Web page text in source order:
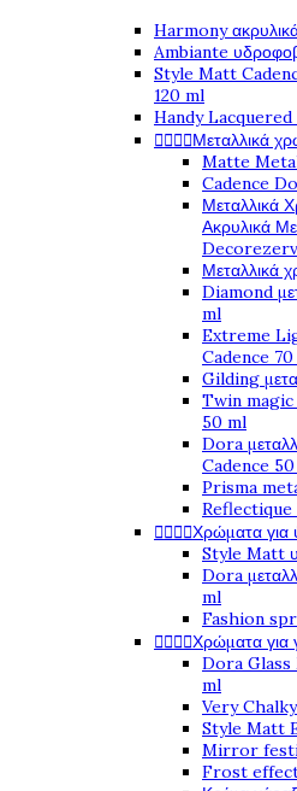
Harmony
Ambiante
Style Matt
120 ml
Handy
Μεταλλικά
Matte
Cadence
Μεταλλικά
Ακρυλικά
Μεταλλικά
Diamond
ml
Extreme
Cadence
Gilding
Twin magic
50 ml
Dora
Cadence
Prisma
Χρώματα για
Style Matt
Dora
ml
Fashion
Χρώματα για
Dora
ml
Very
Style Matt
Mirror
Frost